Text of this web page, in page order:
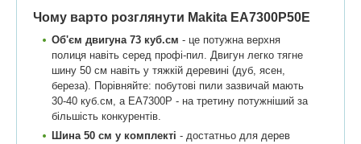
Чому варто розглянути Makita EA7300P50E
Об'єм двигуна 73 куб.см - це потужна верхня
полиця навіть серед профі-пил. Двигун легко тягне
шину 50 см навіть у тяжкій деревині (дуб, ясен,
береза). Порівняйте: побутові пили зазвичай мають
30-40 куб.см, а EA7300P - на третину потужніший за
більшість конкурентів.
Шина 50 см у комплекті - достатньо для дерев